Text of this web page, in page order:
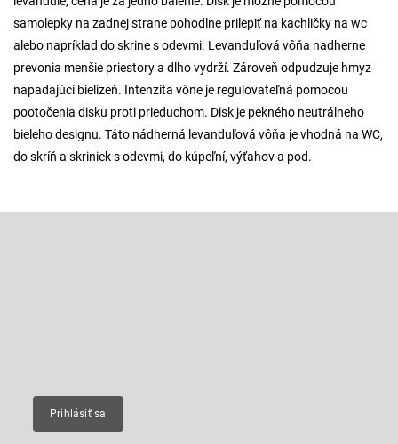
samolepky na zadnej strane pohodlne prilepiť na kachličky na wc
alebo napríklad do skrine s odevmi. Levanduľová vôňa nadherne
prevonia menšie priestory a dlho vydrží. Zároveň odpudzuje hmyz
napadajúci bielizeň. Intenzita vône je regulovateľná pomocou
pootočenia disku proti prieduchom. Disk je pekného neutrálneho
bieleho designu. Táto nádherná levanduľová vôňa je vhodná na WC,
do skríň a skriniek s odevmi, do kúpeľní, výťahov a pod.
Prihlásiť sa